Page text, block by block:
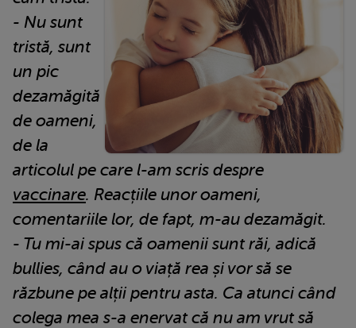
- Nu sunt
tristă, sunt
un pic
dezamăgită
de oameni,
de la
articolul pe care l-am scris despre
vaccinare. Reacțiile unor oameni,
comentariile lor, de fapt, m-au dezamăgit.
- Tu mi-ai spus că oamenii sunt răi, adică
bullies, când au o viață rea și vor să se
răzbune pe alții pentru asta. Ca atunci când
colega mea s-a enervat că nu am vrut să